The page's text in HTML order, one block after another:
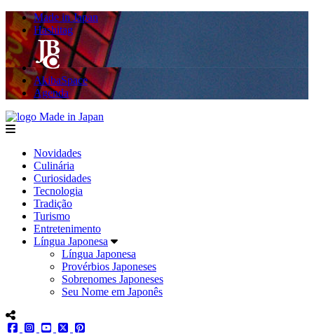
Made in Japan
Hashitag
AkibaSpace
Agenda
menu
Novidades
Culinária
Curiosidades
Tecnologia
Tradição
Turismo
Entretenimento
Língua Japonesa
Língua Japonesa
Provérbios Japoneses
Sobrenomes Japoneses
Seu Nome em Japonês
menu redes social
facebookinstagram
youtube
twitter